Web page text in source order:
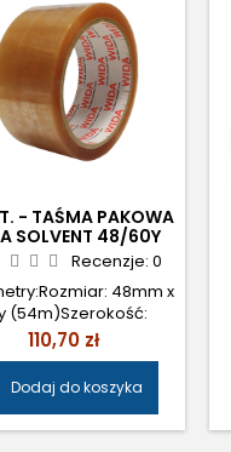
- TAŚMA PAKOWA
SOLVENT 48/60Y
TRANSPARENT
Recenzje: 0
48mm x
(54m)Szerokość:
60y
(54m)Kolor:
36
Kauczuk naturalny (
) Cena: 2,50 zł
Cena
110,70 zł
Dodaj do koszyka